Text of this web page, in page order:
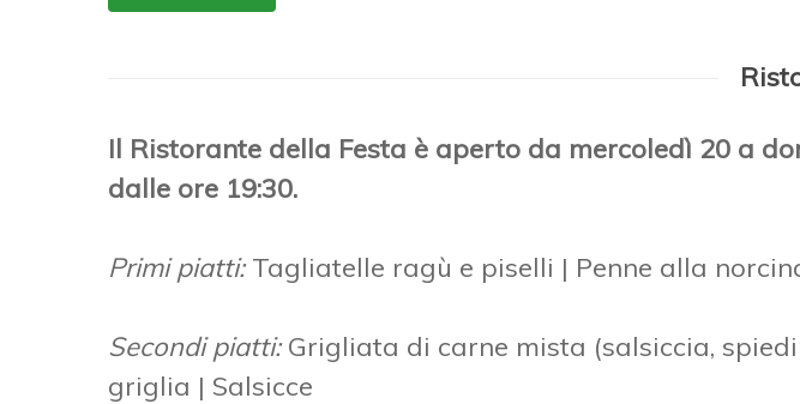
Il Ristorante della Festa è aperto da mercoledì 20 a
dalle ore 19:30.
Primi piatti:Tagliatelle ragù e piselli | Penne alla
Secondi piatti:Grigliata di carne mista (salsiccia,
griglia | Salsicce